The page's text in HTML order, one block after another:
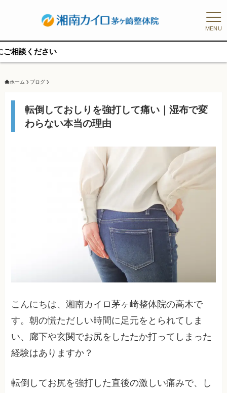
MENU
ホーム ブログ
転倒しておしりを強打して痛い｜湿布で変
わらない本当の理由
こんにちは、湘南カイロ茅ヶ崎整体院の高木で
す。朝の慌ただしい時間に足元をとられてしま
い、廊下や玄関でお尻をしたたか打ってしまった
経験はありますか？
転倒してお尻を強打した直後の激しい痛みで、し